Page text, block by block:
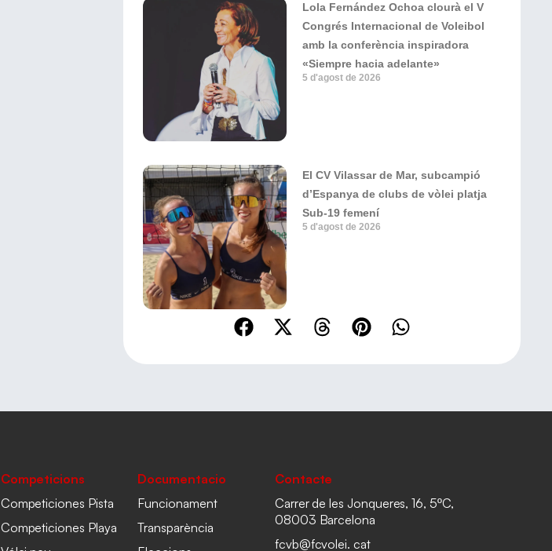
Lola Fernández Ochoa clourà el V
Congrés Internacional de Voleibol
amb la conferència inspiradora
«Siempre hacia adelante»
5 d'agost de 2026
El CV Vilassar de Mar, subcampió
d’Espanya de clubs de vòlei platja
Sub-19 femení
5 d'agost de 2026
Competicions
Competiciones Pista
Competiciones Playa
Documentacio
Funcionament
Transparència
Contacte
Carrer de les Jonqueres, 16, 5ºC,
08003 Barcelona
fcvb@fcvolei. cat